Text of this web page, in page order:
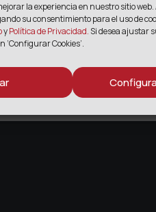
la experiencia en nuestro sitio web.
su consentimiento para el uso de
yPolítica de Privacidad.Si desea ajustar
‘Configurar Cookies’.
COMPARTIR